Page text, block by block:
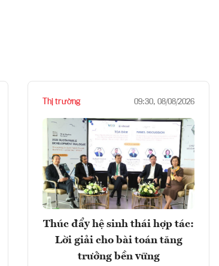
Thị trường 09:30, 08/08/2026
Thúc đẩy hệ sinh thái hợp tác:
Lời giải cho bài toán tăng
trưởng bền vững